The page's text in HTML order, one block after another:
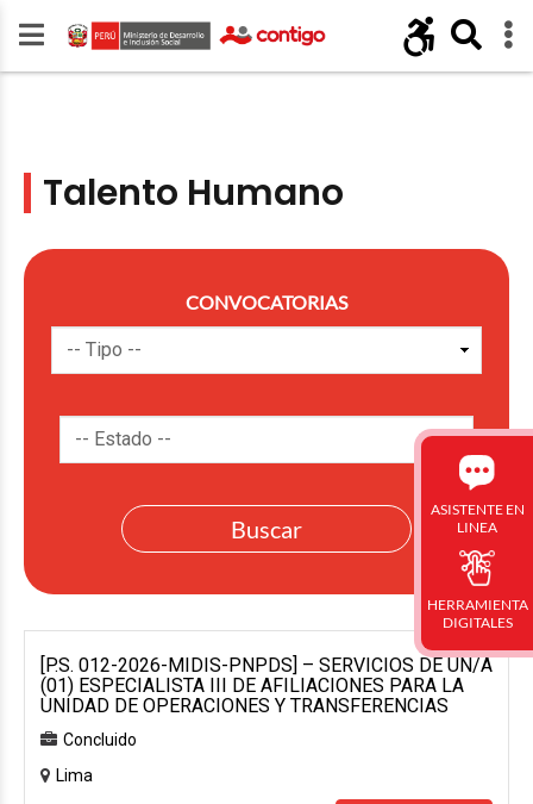
Talento Humano
CONVOCATORIAS
[P.S. 012-2026-MIDIS-PNPDS] – SERVICIOS DE UN/A
(01) ESPECIALISTA III DE AFILIACIONES PARA LA
UNIDAD DE OPERACIONES Y TRANSFERENCIAS
Concluido
Lima
ASISTENTE EN
LINEA
HERRAMIENTA
DIGITALES